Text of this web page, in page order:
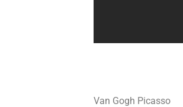
Van Gogh Picasso